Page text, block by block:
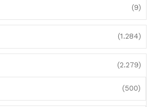
(9)
(1.284)
(2.279)
(500)